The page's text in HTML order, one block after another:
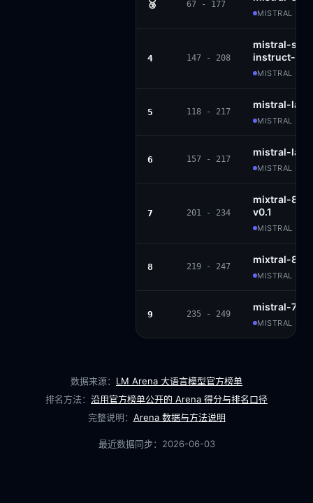
🥉 67 - 177
MISTRAL ·
4 147 - 208
mistral-
instruct-
MISTRAL ·
5 118 - 217
mistral-
MISTRAL ·
6 157 - 217
mistral-
MISTRAL ·
7 201 - 234
mixtral-
v0.1
MISTRAL ·
8 219 - 247
mixtral-
MISTRAL ·
9 235 - 249
mistral-7b-
MISTRAL ·
数据来源： LM Arena 大语言模型官方榜单
排名方法： 沿用官方榜单公开的 Arena 得分与排名口径
完整说明： Arena 数据与方法说明
最近数据同步： 2026-06-03